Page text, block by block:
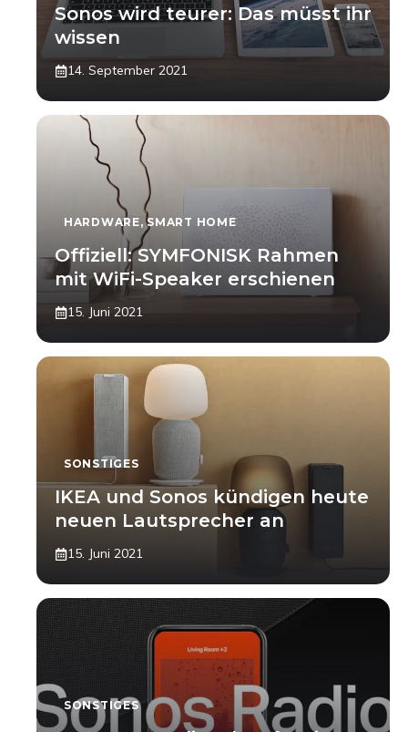
Sonos wird teurer: Das müsst ihr
wissen
14. September 2021
HARDWARE,SMART HOME
Offiziell: SYMFONISK Rahmen
mit WiFi-Speaker erschienen
15. Juni 2021
SONSTIGES
IKEA und Sonos kündigen heute
neuen Lautsprecher an
15. Juni 2021
SONSTIGES